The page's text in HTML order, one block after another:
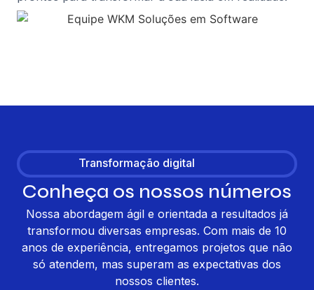
Transformação digital
Conheça os nossos números
Nossa abordagem ágil e orientada a resultados já
transformou diversas empresas. Com mais de 10
anos de experiência, entregamos projetos que não
só atendem, mas superam as expectativas dos
nossos clientes.